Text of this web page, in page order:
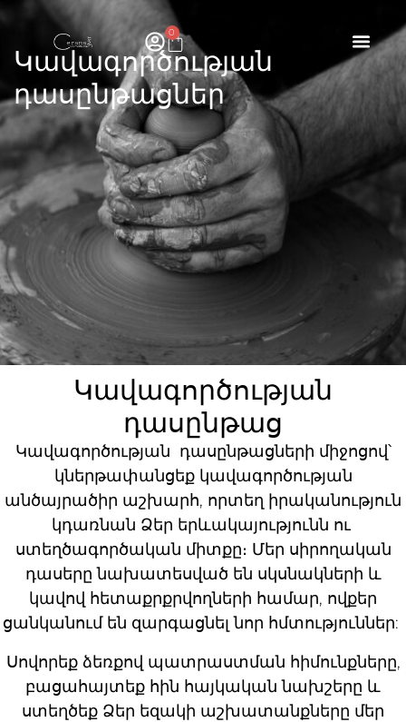
0
Կավագործության
դասընթացներ
Կավագործության
դասընթաց
Կավագործության դասընթացների միջոցով՝
կներթափանցեք կավագործության
անծայրածիր աշխարհ, որտեղ իրականություն
կդառնան Ձեր երևակայությունն ու
ստեղծագործական միտքը։ Մեր սիրողական
դասերը նախատեսված են սկսնակների և
կավով հետաքրքրվողների համար, ովքեր
ցանկանում են զարգացնել նոր հմտություններ:
Սովորեք ձեռքով պատրաստման հիմունքները,
բացահայտեք հին հայկական նախշերը և
ստեղծեք Ձեր եզակի աշխատանքները մեր